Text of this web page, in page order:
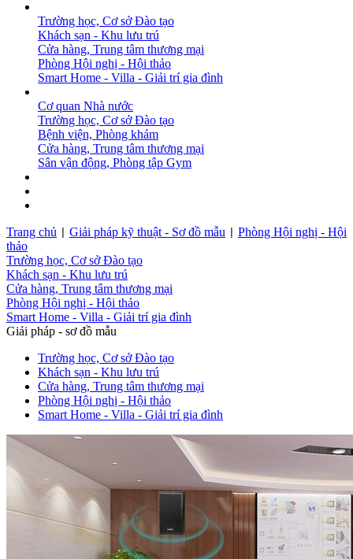
Trường học, Cơ sở Đào tạo
Khách sạn - Khu lưu trú
Cửa hàng, Trung tâm thương mại
Phòng Hội nghị - Hội thảo
Smart Home - Villa - Giải trí gia đình
Cơ quan Nhà nước
Trường học, Cơ sở Đào tạo
Bệnh viện, Phòng khám
Cửa hàng, Trung tâm thương mại
Sân vận động, Phòng tập Gym
Trang chủ
Giải pháp kỹ thuật - Sơ đồ mẫu
Phòng Hội nghị - Hội
thảo
Trường học, Cơ sở Đào tạo
Khách sạn - Khu lưu trú
Cửa hàng, Trung tâm thương mại
Phòng Hội nghị - Hội thảo
Smart Home - Villa - Giải trí gia đình
Giải pháp - sơ đồ mẫu
Trường học, Cơ sở Đào tạo
Khách sạn - Khu lưu trú
Cửa hàng, Trung tâm thương mại
Phòng Hội nghị - Hội thảo
Smart Home - Villa - Giải trí gia đình